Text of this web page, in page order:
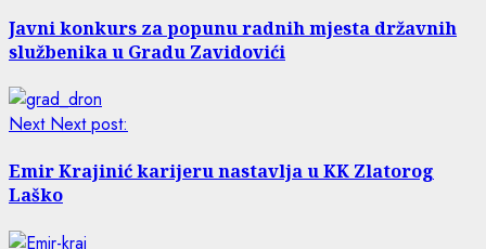
Javni konkurs za popunu radnih mjesta državnih
službenika u Gradu Zavidovići
Next Next post:
Emir Krajinić karijeru nastavlja u KK Zlatorog
Laško